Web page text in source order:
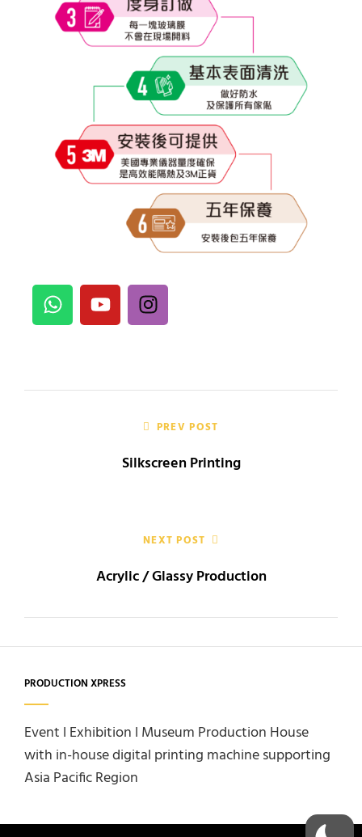
PREV POST
Silkscreen Printing
NEXT POST
Acrylic / Glassy Production
PRODUCTION XPRESS
Event l Exhibition l Museum Production House
with in-house digital printing machine supporting
Asia Pacific Region